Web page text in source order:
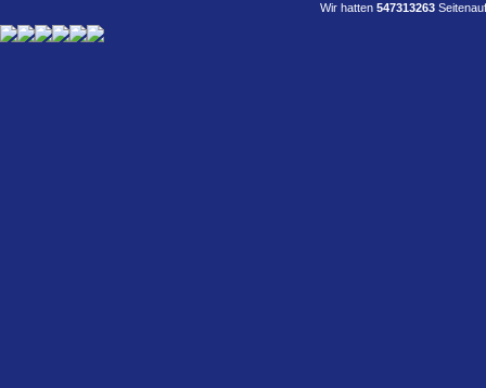
Wir hatten 547313263